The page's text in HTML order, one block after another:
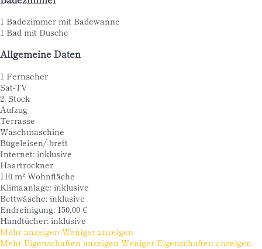
1 Badezimmer mit Badewanne
1 Bad mit Dusche
Allgemeine Daten
1 Fernseher
Sat-TV
2. Stock
Aufzug
Terrasse
Waschmaschine
Bügeleisen/-brett
Internet: inklusive
Haartrockner
110 m² Wohnfläche
Klimaanlage: inklusive
Bettwäsche: inklusive
Endreinigung: 150,00 €
Handtücher: inklusive
Mehr anzeigen Weniger anzeigen
Mehr Eigenschaften anzeigen Weniger Eigenschaften anzeigen